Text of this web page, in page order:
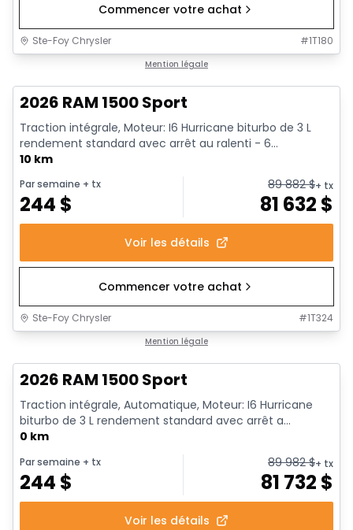
Commencer votre achat
Ste-Foy Chrysler #1T180
Mention légale
2026 RAM 1500 Sport
Traction intégrale, Moteur: I6 Hurricane biturbo de 3 L
rendement standard avec arrêt au ralenti - 6...
10 km
Par semaine + tx
244 $
89 882$+ tx
81 632 $
Voir les détails
Commencer votre achat
Ste-Foy Chrysler #1T324
Mention légale
2026 RAM 1500 Sport
Traction intégrale, Automatique, Moteur: I6 Hurricane
biturbo de 3 L rendement standard avec arrêt a...
0 km
Par semaine + tx
244 $
89 982$+ tx
81 732 $
Voir les détails